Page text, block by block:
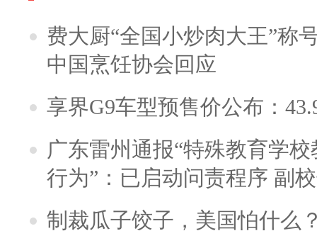
费大厨“全国小炒肉大王”称
中国烹饪协会回应
享界G9车型预售价公布：
广东雷州通报“特殊教育学
行为”：已启动问责程序 副
制裁瓜子饺子，美国怕什么